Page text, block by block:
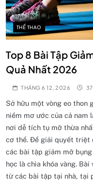
THỂ THAO
Top 8 Bài Tập
Quả Nhất 2026
THÁNG 6 12, 2026
Sở hữu một vòng eo thon
niềm mơ ước của cả nam
nơi dễ tích tụ mỡ thừa
cơ thể. Để giải quyết triệt
các bài tập giảm mỡ
học là chìa khóa vàng.
từ các bài tập tại nhà, tại